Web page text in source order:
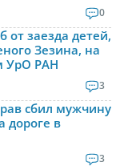
0
заезда детей,
Зезина, на
УрО РАН
3
сбил мужчину
дороге в
3